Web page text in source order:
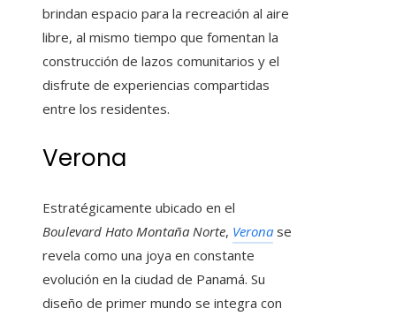
brindan espacio para la recreación al aire
libre, al mismo tiempo que fomentan la
construcción de lazos comunitarios y el
disfrute de experiencias compartidas
entre los residentes.
Verona
Estratégicamente ubicado en el
Boulevard Hato Montaña Norte, Verona se
revela como una joya en constante
evolución en la ciudad de Panamá. Su
diseño de primer mundo se integra con